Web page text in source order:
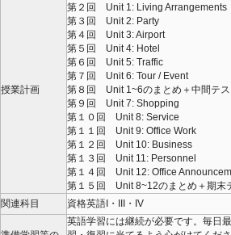
授業計画
第２回 Unit 1: Living Arrangements
第３回 Unit 2: Party
第４回 Unit 3: Airport
第５回 Unit 4: Hotel
第６回 Unit 5: Traffic
第７回 Unit 6: Tour / Event
第８回 Unit 1~6のまとめ＋中間テス
第９回 Unit 7: Shopping
第１０回 Unit 8: Service
第１１回 Unit 9: Office Work
第１２回 Unit 10: Business
第１３回 Unit 11: Personnel
第１４回 Unit 12: Office
第１５回 Unit 8~12のまとめ＋期末
関連科目
資格英語I・III・IV
英語学習には継続が必要です。毎日